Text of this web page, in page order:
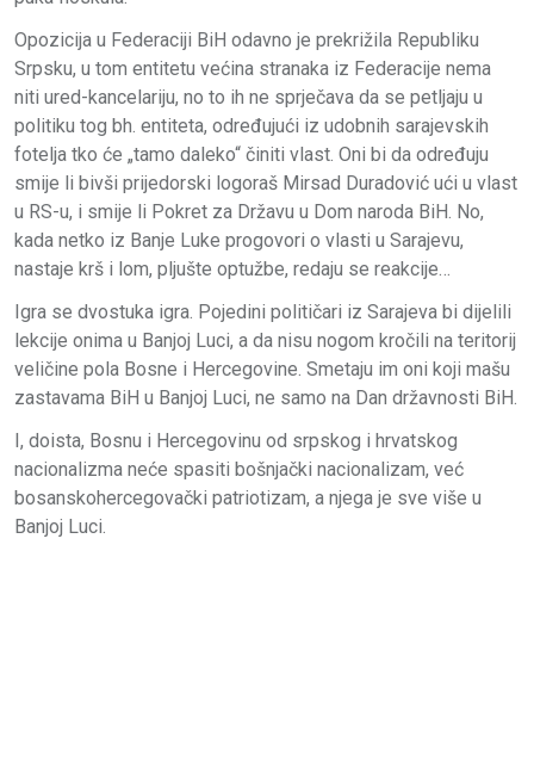
Opozicija u Federaciji BiH odavno je prekrižila Republiku
Srpsku, u tom entitetu većina stranaka iz Federacije nema
niti ured-kancelariju, no to ih ne sprječava da se petljaju u
politiku tog bh. entiteta, određujući iz udobnih sarajevskih
fotelja tko će „tamo daleko“ činiti vlast. Oni bi da određuju
smije li bivši prijedorski logoraš Mirsad Duradović ući u vlast
u RS-u, i smije li Pokret za Državu u Dom naroda BiH. No,
kada netko iz Banje Luke progovori o vlasti u Sarajevu,
nastaje krš i lom, pljušte optužbe, redaju se reakcije…
Igra se dvostuka igra. Pojedini političari iz Sarajeva bi dijelili
lekcije onima u Banjoj Luci, a da nisu nogom kročili na teritorij
veličine pola Bosne i Hercegovine. Smetaju im oni koji mašu
zastavama BiH u Banjoj Luci, ne samo na Dan državnosti BiH.
I, doista, Bosnu i Hercegovinu od srpskog i hrvatskog
nacionalizma neće spasiti bošnjački nacionalizam, već
bosanskohercegovački patriotizam, a njega je sve više u
Banjoj Luci.